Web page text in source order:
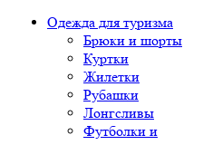
Одежда для туризма
Брюки и шорты
Куртки
Жилетки
Рубашки
Лонгсливы
Футболки и